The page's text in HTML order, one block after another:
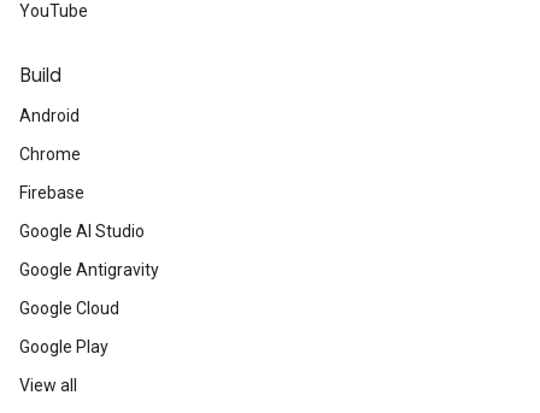
YouTube
Build
Android
Chrome
Firebase
Google AI Studio
Google Antigravity
Google Cloud
Google Play
View all